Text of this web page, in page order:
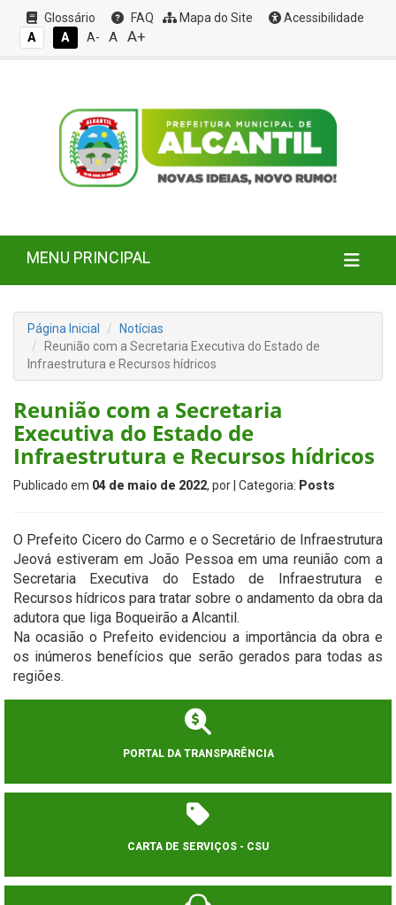
Glossário FAQ Mapa do Site
Acessibilidade
A
A A- A A+
MENU PRINCIPAL
Página Inicial
Notícias
Reunião com a Secretaria Executiva do Estado de
Infraestrutura e Recursos hídricos
Reunião com a Secretaria
Executiva do Estado de
Infraestrutura e Recursos hídricos
Publicado em 04 de maio de 2022, por | Categoria: Posts
O Prefeito Cicero do Carmo e o Secretário de Infraestrutura
Jeová estiveram em João Pessoa em uma reunião com a
Secretaria Executiva do Estado de Infraestrutura e
Recursos hídricos para tratar sobre o andamento da obra da
adutora que liga Boqueirão a Alcantil.
Na ocasião o Prefeito evidenciou a importância da obra e
os inúmeros benefícios que serão gerados para todas as
regiões.
PORTAL DA TRANSPARÊNCIA
CARTA DE SERVIÇOS - CSU